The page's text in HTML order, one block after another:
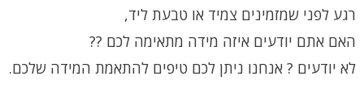
רגע לפני שמזמינים צמיד או טבעת ליד,
האם אתם יודעים איזה מידה מתאימה לכם ??
לא יודעים ? אנחנו ניתן לכם טיפים להתאמת המידה שלכם.